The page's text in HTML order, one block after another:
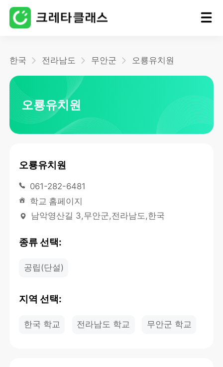
한국 전라남도 무안군 오룡유치원
오룡유치원
오룡유치원
061-282-6481
학교 홈페이지
남악영산길 3,무안군,전라남도,한국
종류 선택:
공립(단설)
지역 선택:
한국 학교 전라남도 학교 무안군 학교